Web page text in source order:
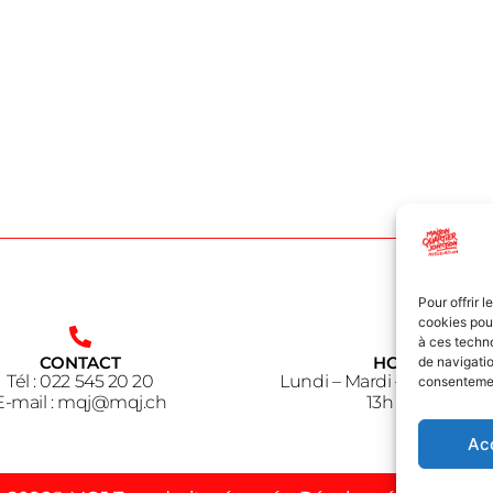
Pour offrir
cookies
à ces
de
CONTACT
Tél : 022 545 20 20
mail : mqj@mqj.ch
HORAIRE
Lundi – Mardi – Jeudi –
13h à 18h30